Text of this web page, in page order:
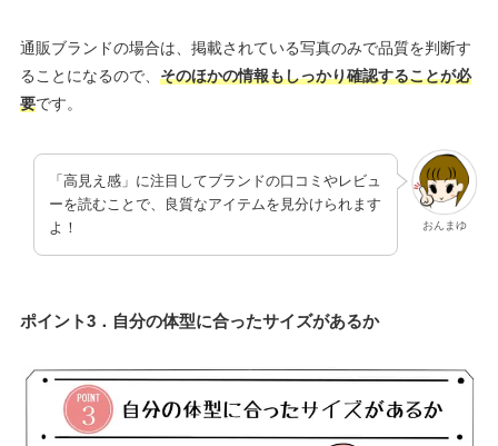
通販ブランドの場合は、掲載されている写真のみで品質を判断す
ることになるので、 そのほかの情報もしっかり確認することが必
要です。
おんまゆ
「高見え感」に注目してブランドの口コミやレビュ
ーを読むことで、良質なアイテムを見分けられます
よ！
ポイント3．自分の体型に合ったサイズがあるか